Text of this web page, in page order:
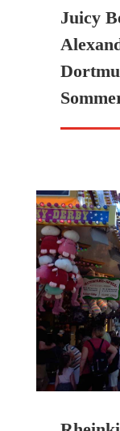
Juicy